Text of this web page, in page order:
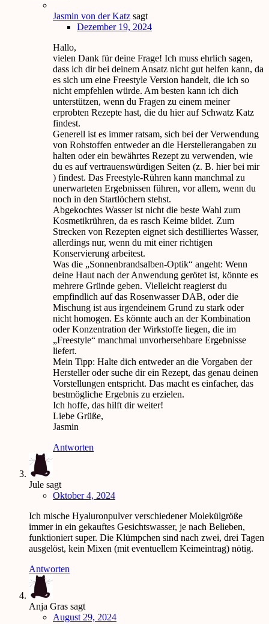
Jasmin von der Katz sagt
Dezember 19, 2024
Hallo,
vielen Dank für deine Frage! Ich muss ehrlich sagen,
dass ich dir bei deinem Ansatz nicht gut helfen kann, da
es sich um eine Freestyle Version handelt, die ich so
nicht empfehlen würde. Am besten kann ich dich
unterstützen, wenn du Fragen zu einem meiner
erprobten Rezepte hast, die du hier auf Schwatz Katz
findest.
Generell ist es immer ratsam, sich bei der Verwendung
von Rohstoffen entweder an die Herstellerangaben zu
halten oder ein bewährtes Rezept zu verwenden, wie
du es auf vertrauenswürdigen Seiten (z. B. hier bei mir
) findest. Das Freestyle-Rühren kann manchmal zu
unerwarteten Ergebnissen führen, vor allem, wenn du
noch in den Startlöchern stehst.
Abgekochtes Wasser ist nicht die beste Wahl zum
Kosmetikrühren, da es rasch Keime bildet. Zum
Strecken von Rezepten eignet sich destilliertes Wasser,
allerdings nur, wenn du mit einer richtigen
Konservierung arbeitest.
Was die „Sonnenbrandsalben-Optik“ angeht: Wenn
deine Haut nach der Anwendung gerötet ist, könnte es
mehrere Gründe geben. Vielleicht reagierst du
empfindlich auf das Rosenwasser DAB, oder die
Mischung ist aus irgendeinem Grund zu stark oder
nicht homogen. Es könnte auch an der Kombination
oder Konzentration der Wirkstoffe liegen, die im
„Freestyle“ manchmal unvorhersehbare Ergebnisse
liefert.
Mein Tipp: Halte dich entweder an die Vorgaben der
Hersteller oder suche dir ein Rezept, das genau deinen
Vorstellungen entspricht. Das macht es einfacher, das
bestmögliche Ergebnis zu erzielen.
Ich hoffe, das hilft dir weiter!
Liebe Grüße,
Jasmin
Antworten
Jule sagt
Oktober 4, 2024
Ich mische Hyaluronpulver verschiedener Molekülgröße
immer in ein gekauftes Gesichtswasser, je nach Belieben,
funktioniert super. Die Klümpchen sind nach zwei, drei Tagen
ausgelöst, kein Mixen (mit eventuellem Keimeintrag) nötig.
Antworten
Anja Gras sagt
August 29, 2024